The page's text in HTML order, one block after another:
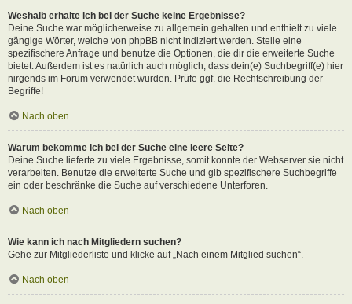
Weshalb erhalte ich bei der Suche keine Ergebnisse?
Deine Suche war möglicherweise zu allgemein gehalten und enthielt zu viele
gängige Wörter, welche von phpBB nicht indiziert werden. Stelle eine
spezifischere Anfrage und benutze die Optionen, die dir die erweiterte Suche
bietet. Außerdem ist es natürlich auch möglich, dass dein(e) Suchbegriff(e) hier
nirgends im Forum verwendet wurden. Prüfe ggf. die Rechtschreibung der
Begriffe!
Nach oben
Warum bekomme ich bei der Suche eine leere Seite?
Deine Suche lieferte zu viele Ergebnisse, somit konnte der Webserver sie nicht
verarbeiten. Benutze die erweiterte Suche und gib spezifischere Suchbegriffe
ein oder beschränke die Suche auf verschiedene Unterforen.
Nach oben
Wie kann ich nach Mitgliedern suchen?
Gehe zur Mitgliederliste und klicke auf „Nach einem Mitglied suchen“.
Nach oben